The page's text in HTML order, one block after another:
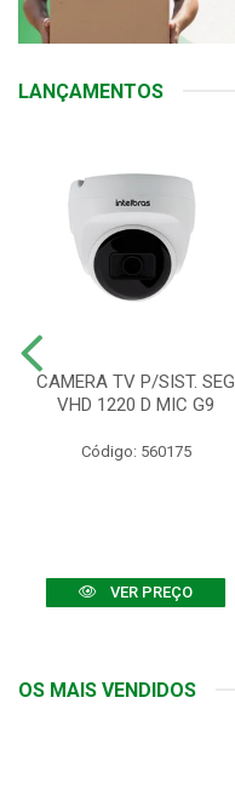
LANÇAMENTOS
CAMERA TV P/SIST. SEG
VHD 1220 D MIC G9
Código: 560175
VER PREÇO
OS MAIS VENDIDOS